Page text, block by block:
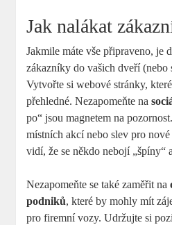
Jak nalákat
Jakmile máte vše připraveno, je
zákazníky do vašich dveří (nebo
Vytvořte si webové stránky,
přehledné. Nezapomeňte na
po“ jsou magnetem na
místních akcí nebo slev pro
vidí, že se někdo nebojí „špíny“
Nezapomeňte se také zaměřit na
podniků, které by mohly mít
pro firemní vozy. Udržujte si